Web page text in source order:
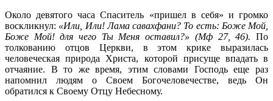
Около девятого часа Спаситель «пришел в себя» и громко
воскликнул: «Или, Или! Лама савахфани? То есть: Боже Мой,
Боже Мой! для чего Ты Меня оставил?» (Мф 27, 46). По
толкованию отцов Церкви, в этом крике выразилась
человеческая природа Христа, которой присуще впадать в
отчаяние. В то же время, этим словами Господь еще раз
напомнил людям о Своем Богочеловечестве, ведь Он
обратился к Своему Отцу Небесному.